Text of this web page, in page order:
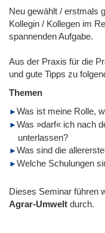
Neu gewählt / erstmals
Kollegin / Kollegen im
spannenden Aufgabe.
Aus der Praxis für die
und gute Tipps zu
Themen
Was ist meine Rolle,
Was »darf« ich nach
unterlassen?
Was sind die
Welche Schulungen
Dieses Seminar führen
Agrar-Umwelt durch.